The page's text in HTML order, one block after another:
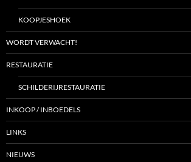
KOOPJESHOEK
WORDT VERWACHT!
RESTAURATIE
SCHILDERIJRESTAURATIE
INKOOP / INBOEDELS
LINKS
NIEUWS